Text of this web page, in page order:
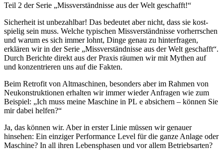
Teil 2 der Serie „Miss­ver­ständ­nisse aus der Welt geschafft!“
Sicher­heit ist unbe­zahlbar! Das bedeutet aber nicht, dass sie kost­
spielig sein muss. Welche typi­schen Miss­ver­ständ­nisse vorherr­schen
und warum es sich immer lohnt, Dinge genau zu hinter­fragen,
erklären wir in der Serie „Miss­ver­ständ­nisse aus der Welt geschafft“.
Durch Berichte direkt aus der Praxis räumen wir mit Mythen auf
und konzen­trieren uns auf die Fakten.
Beim Retrofit von Altma­schinen, beson­ders aber im Rahmen von
Neukon­struk­tionen erhalten wir immer wieder Anfragen wie zum
Beispiel: „Ich muss meine Maschine in PL e absi­chern – können Sie
mir dabei helfen?“
Ja, das können wir. Aber in erster Linie müssen wir genauer
hinsehen: Ein einziger Perfor­mance Level für die ganze Anlage oder
Maschine? In all ihren Lebens­phasen und vor allem Betriebs­arten?